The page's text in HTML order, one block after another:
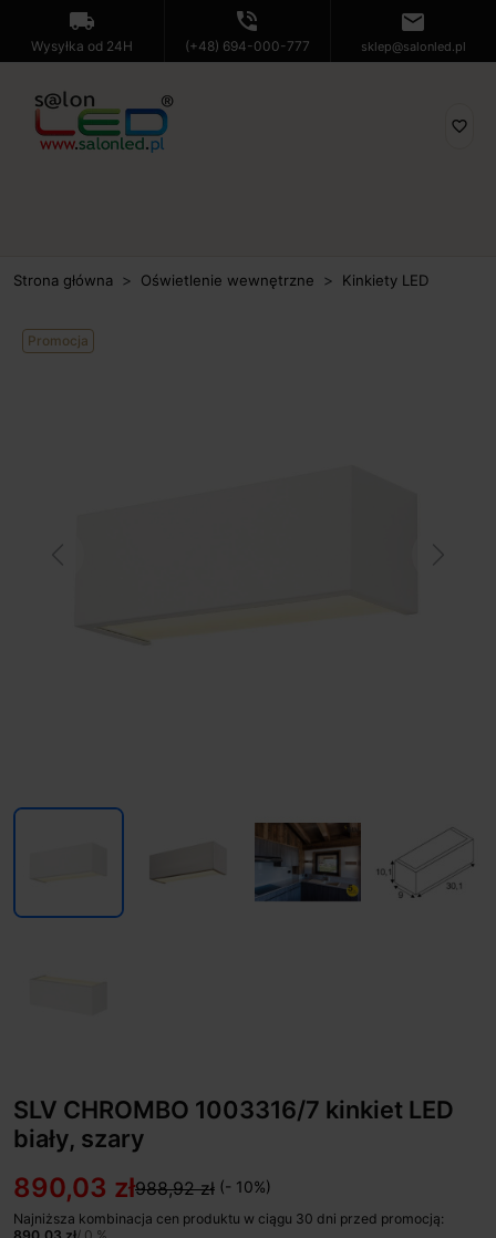
local_shipping
Wysyłka od 24H
phone_in_talk
(+48) 694-000-777
mail
sklep@salonled.pl
favorite_border
Strona główna Oświetlenie wewnętrzne Kinkiety LED
Promocja
SLV CHROMBO 1003316/7 kinkiet LED
biały, szary
890,03 zł988,92 zł (- 10%)
Najniższa kombinacja cen produktu w ciągu 30 dni przed promocją: